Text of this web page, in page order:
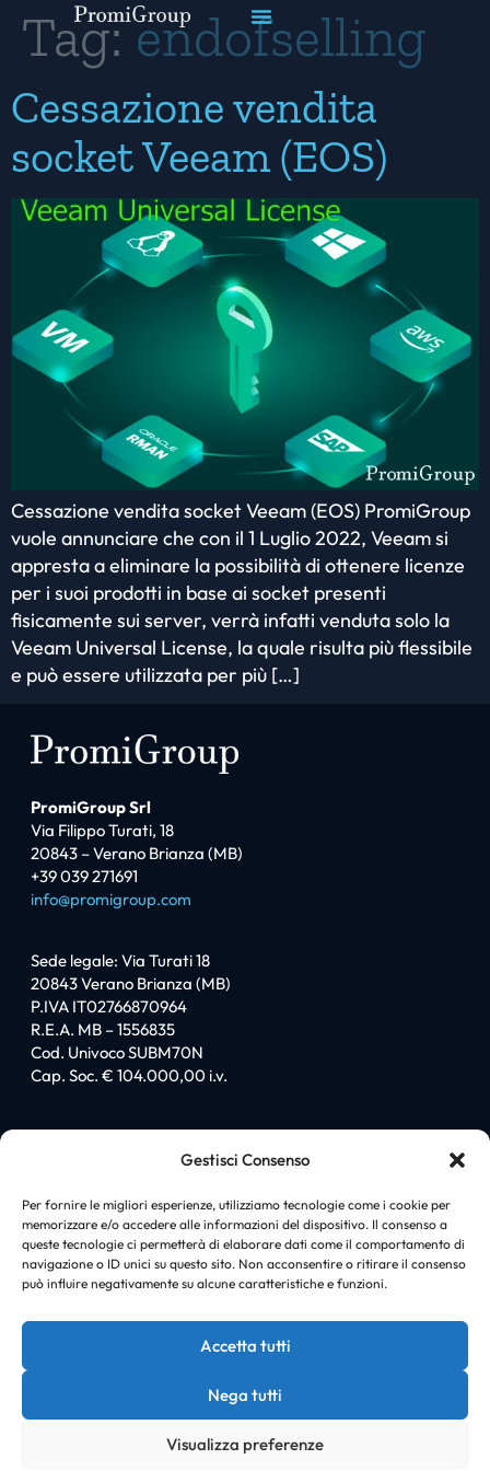
Gestisci Consenso
Per fornire le migliori esperienze, utilizziamo tecnologie come i cookie per
memorizzare e/o accedere alle informazioni del dispositivo. Il consenso a
queste tecnologie ci permetterà di elaborare dati come il comportamento di
navigazione o ID unici su questo sito. Non acconsentire o ritirare il consenso
può influire negativamente su alcune caratteristiche e funzioni.
Accetta tutti
Nega tutti
Visualizza preferenze
Tag:endofselling
Cessazione vendita
socket Veeam (EOS)
Cessazione vendita socket Veeam (EOS) PromiGroup
vuole annunciare che con il 1 Luglio 2022, Veeam si
appresta a eliminare la possibilità di ottenere licenze
per i suoi prodotti in base ai socket presenti
fisicamente sui server, verrà infatti venduta solo la
Veeam Universal License, la quale risulta più flessibile
e può essere utilizzata per più […]
PromiGroup Srl
Via Filippo Turati, 18
20843 – Verano Brianza (MB)
+39 039 271691
info@promigroup.com
Sede legale: Via Turati 18
20843 Verano Brianza (MB)
P.IVA IT02766870964
R.E.A. MB – 1556835
Cod. Univoco SUBM70N
Cap. Soc. € 104.000,00 i.v.
Sitemap
Chi siamo
I love PromiGroup
Certificazioni
Soluzioni